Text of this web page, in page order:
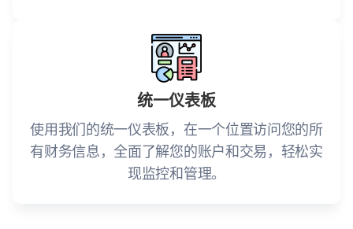
统一仪表板
使用我们的统一仪表板，在一个位置访问您的所
有财务信息，全面了解您的账户和交易，轻松实
现监控和管理。